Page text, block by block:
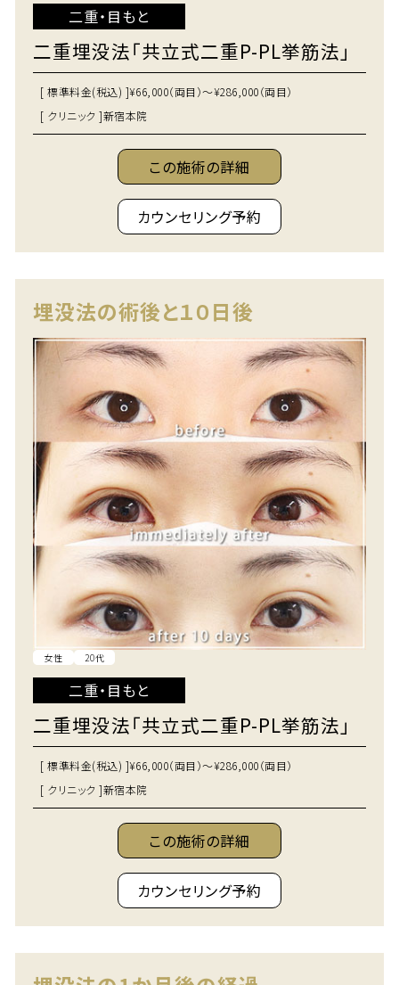
二重・目もと
二重埋没法「共立式二重P-PL挙筋法」
[ 標準料金(税込) ]¥66,000（両目）～¥286,000（両目）
[ クリニック ]新宿本院
この施術の詳細
カウンセリング予約
埋没法の術後と１０日後
女性 20代
二重・目もと
二重埋没法「共立式二重P-PL挙筋法」
[ 標準料金(税込) ]¥66,000（両目）～¥286,000（両目）
[ クリニック ]新宿本院
この施術の詳細
カウンセリング予約